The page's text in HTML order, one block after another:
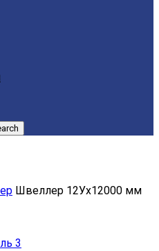
Швеллер 12Ух12000 мм
3